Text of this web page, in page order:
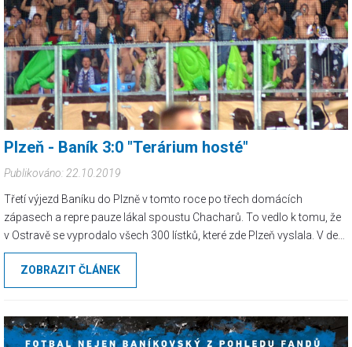
Plzeň - Baník 3:0 "Terárium hosté"
Publikováno: 22.10.2019
Třetí výjezd Baníku do Plzně v tomto roce po třech domácích
zápasech a repre pauze lákal spoustu Chacharů. To vedlo k tomu, že
v Ostravě se vyprodalo všech 300 lístků, které zde Plzeň vyslala. V den
odjezdu byly všechny čtyři vagóny už od začátku narvané a plné
zábavy. Do města piva dorážíme tak akorát a všichni spěchají směr
stadion. Luxusu se dostává Chacharům z F-M, kteří na 20. výročí
ZOBRAZIT ČLÁNEK